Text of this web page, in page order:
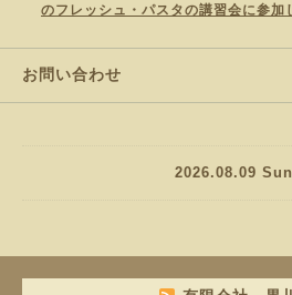
のフレッシュ・パスタの講習会に参加
お問い合わせ
2026.08.09